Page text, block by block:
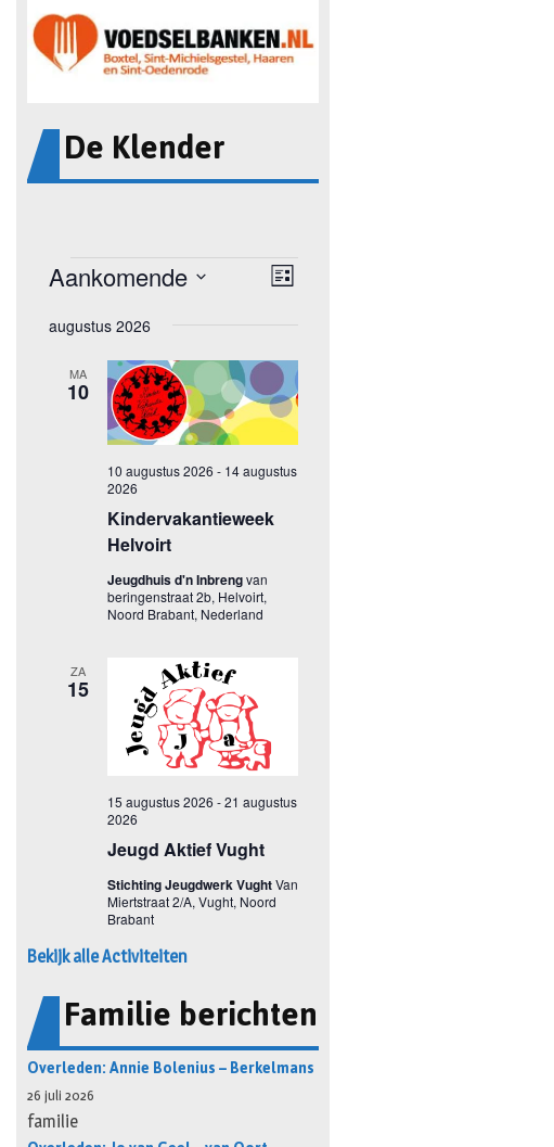
De Klender
Bekijk alle Activiteiten
Familie berichten
Overleden: Annie Bolenius – Berkelmans
26 juli 2026
familie